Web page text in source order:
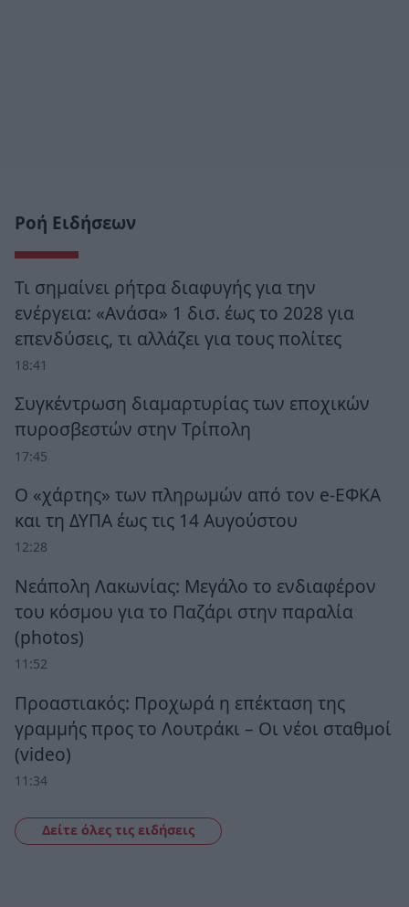
Ροή Ειδήσεων
Τι σημαίνει ρήτρα διαφυγής για την
ενέργεια: «Ανάσα» 1 δισ. έως το 2028 για
επενδύσεις, τι αλλάζει για τους πολίτες
18:41
Συγκέντρωση διαμαρτυρίας των εποχικών
πυροσβεστών στην Τρίπολη
17:45
Ο «χάρτης» των πληρωμών από τον e-ΕΦΚΑ
και τη ΔΥΠΑ έως τις 14 Αυγούστου
12:28
Νεάπολη Λακωνίας: Μεγάλο το ενδιαφέρον
του κόσμου για το Παζάρι στην παραλία
(photos)
11:52
Προαστιακός: Προχωρά η επέκταση της
γραμμής προς το Λουτράκι – Οι νέοι σταθμοί
(video)
11:34
Δείτε όλες τις ειδήσεις